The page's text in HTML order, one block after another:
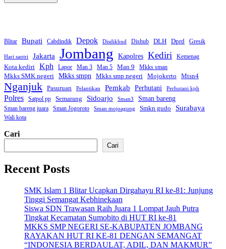
Blitar Bupati Cabdindik Depok Disdikbud Dishub DLH Dprd Gresik
Hari santri Jakarta Jombang Kapolres Kediri Kemenag
Kota kediri Kph Lapor Man 3 Man 5 Man 9 Mkks sman
Mkks SMK negeri Mkks smpn Mkks smp negeri Mojokerto Mtsn4
Nganjuk Pasuruan Pelantikan Pemkab Perhutani Perhutani kph
Polres Satpol pp Semarang Sidoarjo Sman3 Sman bareng
Sman bareng juara Sman Jogoroto Sman mojoagung Smkn gudo Surabaya
Wali kota
Cari
Cari
Recent Posts
SMK Islam 1 Blitar Ucapkan Dirgahayu RI ke-81: Junjung
Tinggi Semangat Kebhinekaan
Siswa SDN Trawasan Raih Juara 1 Lompat Jauh Putra
Tingkat Kecamatan Sumobito di HUT RI ke-81
MKKS SMP NEGERI SE-KABUPATEN JOMBANG
RAYAKAN HUT RI KE-81 DENGAN SEMANGAT
“INDONESIA BERDAULAT, ADIL, DAN MAKMUR”